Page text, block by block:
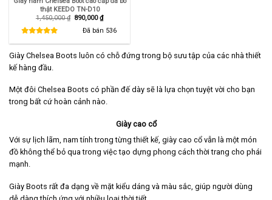
thật KEEDO TN-D10
1,450,000₫ Giá
890,000₫Giá
hiện
tại
Đã bán 536
Giày Chelsea Boots luôn có chỗ đứng trong bộ sưu tập của các nhà thiết
kế hàng đầu.
Một đôi Chelsea Boots có phần đế dày sẽ là lựa chọn tuyệt vời cho bạn
trong bất cứ hoàn cảnh nào.
Giày cao cổ
Với sự lịch lãm, nam tính trong từng thiết kế, giày cao cổ vẫn là một món
đồ không thể bỏ qua trong việc tạo dựng phong cách thời trang cho phái
mạnh.
Giày Boots rất đa dạng về mặt kiểu dáng và màu sắc, giúp người dùng